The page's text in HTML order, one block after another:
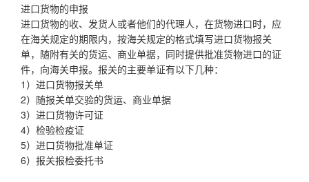
进口货物的申报
进口货物的收、发货人或者他们的代理人，在货物进口时，应
在海关规定的期限内，按海关规定的格式填写进口货物报关
单，随附有关的货运、商业单据，同时提供批准货物进口的证
件，向海关申报。报关的主要单证有以下几种：
1）进口货物报关单
2）随报关单交验的货运、商业单据
3）进口货物许可证
4）检验检疫证
5）进口货物批准单证
6）报关报检委托书